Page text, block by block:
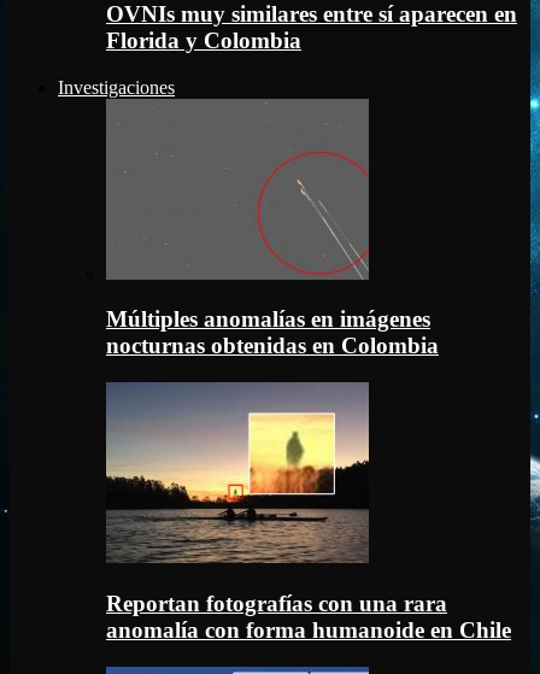
OVNIs muy similares entre sí aparecen en
Florida y Colombia
Investigaciones
Múltiples anomalías en imágenes
nocturnas obtenidas en Colombia
Reportan fotografías con una rara
anomalía con forma humanoide en Chile